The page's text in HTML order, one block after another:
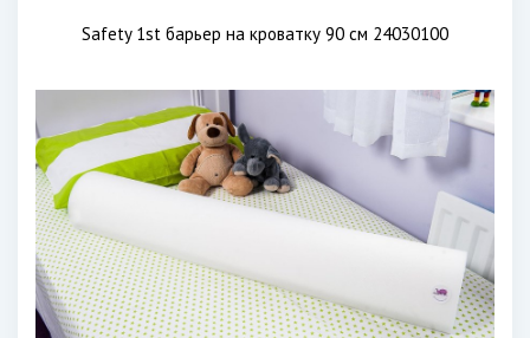
Safety 1st барьер на кроватку 90 см 24030100